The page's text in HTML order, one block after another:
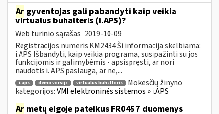
Ar gyventojas gali pabandyti kaip veikia
virtualus buhalteris (i.APS)?
Web turinio sąrašas 2019-10-09
Registracijos numeris KM2434 Ši informacija skelbiama:
i.APS Išbandyti, kaip veikia programa, susipažinti su jos
funkcijomis ir galimybėmis - apsispręsti, ar nori
naudotis i. APS paslauga, ar ne,...
i.aps demo versija virtualus buhalteris
Mokesčių žinyno
kategorijos:VMI elektroninės sistemos » i.APS
Ar metų eigoje pateikus FR0457 duomenys